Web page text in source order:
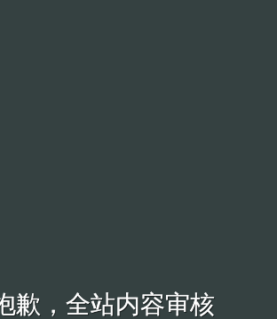
歉，全站内容审核
歉，全站内容审核